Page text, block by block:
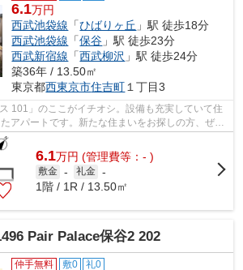
6.1万円
西武池袋線 「ひばりヶ丘 」駅 徒歩18分
西武池袋線 「保谷 」駅 徒歩23分
西武新宿線 「西武柳沢 」駅 徒歩24分
築36年 / 13.50㎡
東京都西東京市住吉町１丁目3
101」のここがイチオシ。設備も充実していて住
アパートです。新たな住まいをお探しの方、ぜひ
せ下さい！当...
6.1万円 (管理費等：- )
敷金 - 礼金 -
1階 / 1R / 13.50㎡
Pair Palace保谷2 202
仲手無料 敷0 礼0